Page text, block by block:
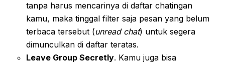
tanpa harus mencarinya di daftar chatingan
kamu, maka tinggal filter saja pesan yang belum
terbaca tersebut (unread chat) untuk segera
dimunculkan di daftar teratas.
Leave Group Secretly. Kamu juga bisa